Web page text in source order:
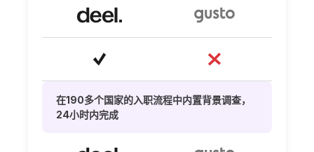
在190多个国家的入职流程中内置背景调查，
24小时内完成